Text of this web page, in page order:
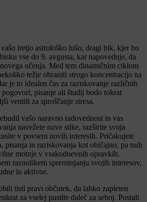
tretjo astrološko hišo, dragi bik, kjer bo
vse do 9. avgusta, kar napoveduje, da
učenja. Med tem dinamičnim ciklom
težje ohraniti strogo koncentracijo na
je to idealen čas za raziskovanje različnih
pogovori, pisanje ali študij bodo tokrat
ventili za sproščanje stresa.
vašo naravno radovednost in vas
navežete nove stike, razširite svoja
v povsem novih interesih. Pričakujete
pisanja in raziskovanja kot običajno, pa tudi
motnje v vsakodnevnih opravkih.
raznolikem spreminjanju svojih interesov,
in aktivne.
tisti pravi občutek, da lahko zapleten
za vselej pustite daleč za seboj. Postali